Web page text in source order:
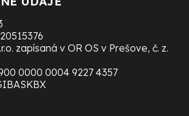
zapísaná v OR OS v Prešove, č. z.
0000 0004 9227 4357